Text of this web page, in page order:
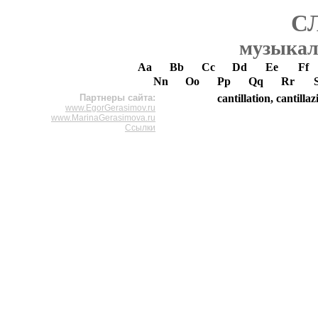
Aa Bb Cc Dd Ee
Ff
Nn
Oo Pp Qq Rr
Партнеры сайта:
www.EgorGerasimov.ru
www.MarinaGerasimova.ru
Ссылки
cantillation,